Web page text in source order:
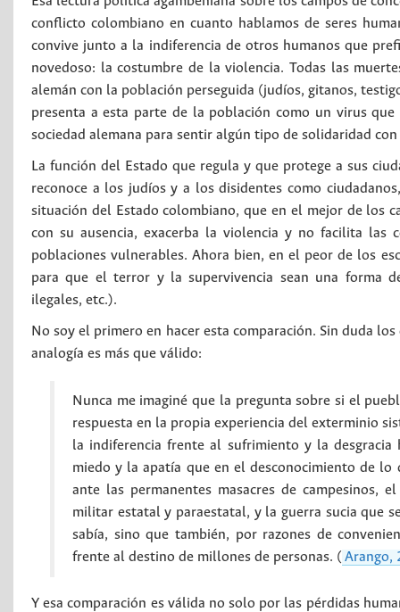
conflicto colombiano en cuanto hablamos de seres
convive junto a la indiferencia de otros humanos que
novedoso: la costumbre de la violencia. Todas las
alemán con la población perseguida (judíos, gitanos,
presenta a esta parte de la población como un virus
sociedad alemana para sentir algún tipo de solidaridad
La función del Estado que regula y que protege a sus
reconoce a los judíos y a los disidentes como
situación del Estado colombiano, que en el mejor de los
con su ausencia, exacerba la violencia y no facilita
poblaciones vulnerables. Ahora bien, en el peor de los
para que el terror y la supervivencia sean una forma
ilegales, etc.).
No soy el primero en hacer esta comparación. Sin duda
analogía es más que válido:
Nunca me imaginé que la pregunta sobre si el
respuesta en la propia experiencia del exterminio
la indiferencia frente al sufrimiento y la desgracia
miedo y la apatía que en el desconocimiento de
ante las permanentes masacres de campesinos,
militar estatal y paraestatal, y la guerra sucia que
sabía, sino que también, por razones de
frente al destino de millones de personas. ( Arango,
Y esa comparación es válida no solo por las pérdidas